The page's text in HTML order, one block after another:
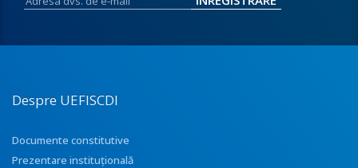
Despre UEFISCDI
Documente constitutive
Prezentare instituţională